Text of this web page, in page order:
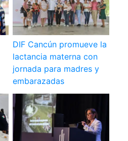
DIF Cancún promueve la
lactancia materna con
jornada para madres y
embarazadas